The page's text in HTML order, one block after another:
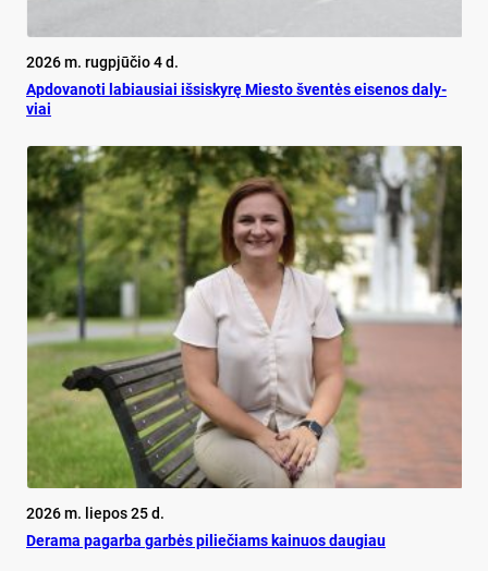
2026 m. rugpjūčio 4 d.
Ap­do­va­no­ti la­biau­siai iš­si­sky­rę Mies­to šven­tės ei­se­nos da­ly­
viai
2026 m. liepos 25 d.
De­ra­ma pa­gar­ba gar­bės pi­lie­čiams kai­nuos dau­giau